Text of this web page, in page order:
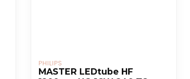
PHILIPS
MASTER LEDtube HF